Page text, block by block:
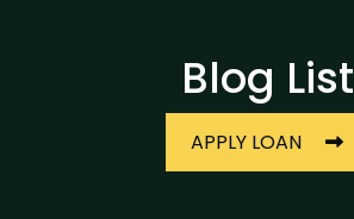
Blog List
APPLY LOAN